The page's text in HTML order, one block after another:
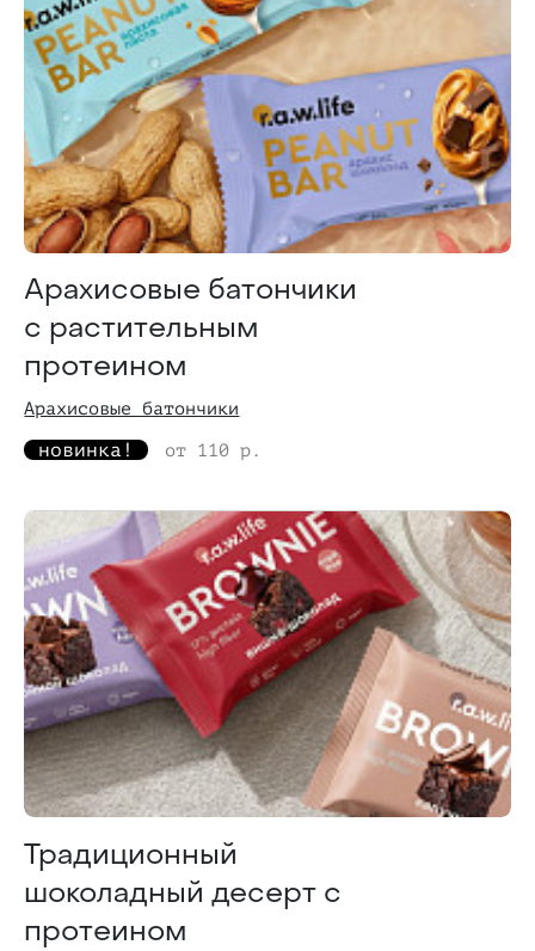
Арахисовые батончики
с растительным
протеином
Арахисовые батончики
новинка! от 110 р.
Традиционный
шоколадный десерт с
протеином